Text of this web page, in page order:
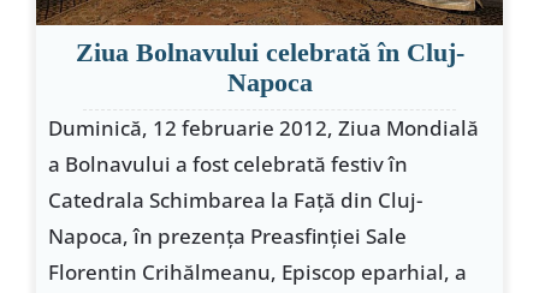
Ziua Bolnavului celebrată în Cluj-
Napoca
Duminică, 12 februarie 2012, Ziua Mondială
a Bolnavului a fost celebrată festiv în
Catedrala Schimbarea la Faţă din Cluj-
Napoca, în prezenţa Preasfinţiei Sale
Florentin Crihălmeanu, Episcop eparhial, a